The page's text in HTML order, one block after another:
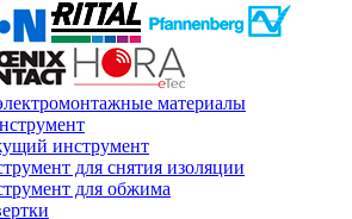
материалы
инструмент
для снятия изоляции
для обжима